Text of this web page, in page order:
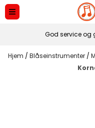
Hopp til innhold
God service og
Hjem / Blåseinstrumenter /